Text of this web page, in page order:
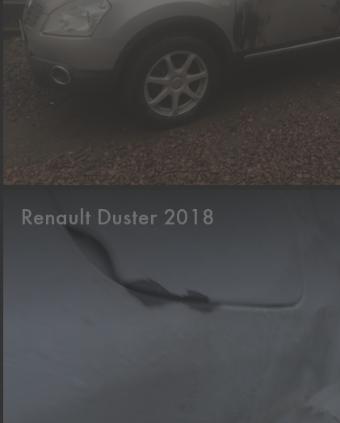
Renault Duster 2018